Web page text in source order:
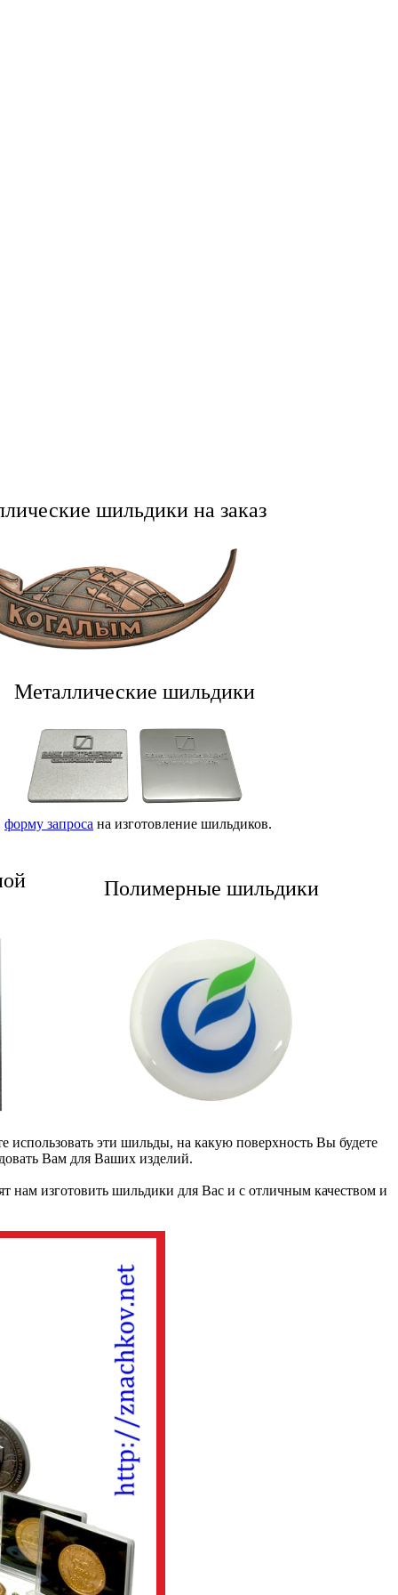
шильдики на заказ
Металлические шильдики
форму запроса на изготовление шильдиков.
Полимерные шильдики
эти шильды, на какую поверхность Вы будете
Вам для Ваших изделий.
нам изготовить шильдики для Вас и с отличным качеством и